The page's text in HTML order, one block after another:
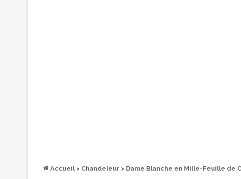
Accueil > Chandeleur > Dame Blanche en Mille-Feuille de